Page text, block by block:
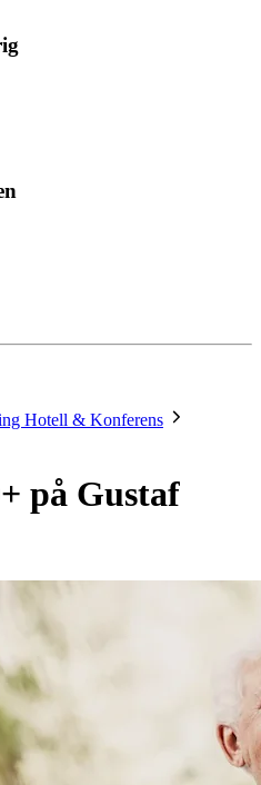
Hotell & Konferens
på Gustaf